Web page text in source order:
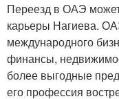
Переезд в ОАЭ
карьеры Нагиева.
международного
финансы,
более выгодные
его профессия